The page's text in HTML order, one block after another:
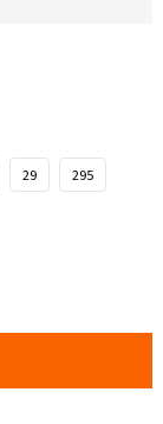
29 295